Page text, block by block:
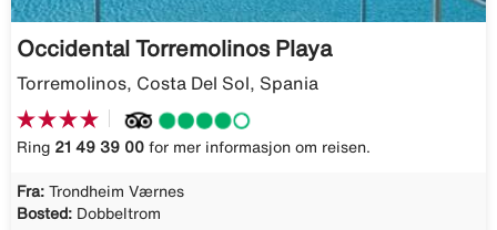
Occidental Torremolinos Playa
Torremolinos, Costa Del Sol, Spania
Ring 21 49 39 00 for mer informasjon om reisen.
Fra: Trondheim Værnes
Bosted: Dobbeltrom